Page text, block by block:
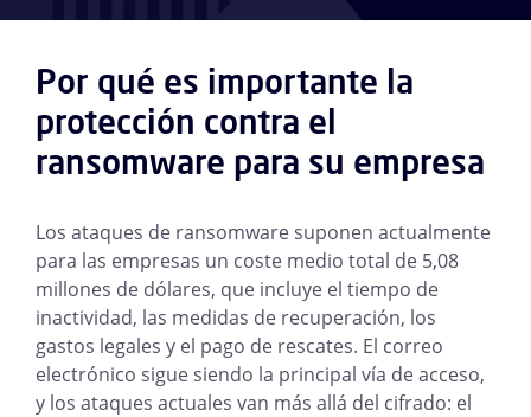
Por qué es importante la
protección contra el
ransomware para su empresa
Los ataques de ransomware suponen actualmente
para las empresas un coste medio total de 5,08
millones de dólares, que incluye el tiempo de
inactividad, las medidas de recuperación, los
gastos legales y el pago de rescates. El correo
electrónico sigue siendo la principal vía de acceso,
y los ataques actuales van más allá del cifrado: el